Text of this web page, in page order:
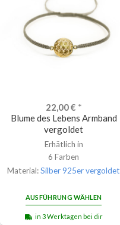
22,00€ *
Blume des Lebens Armband
vergoldet
Erhätlich in
6 Farben
Material:Silber 925er vergoldet
AUSFÜHRUNG WÄHLEN
in 3 Werktagen bei dir